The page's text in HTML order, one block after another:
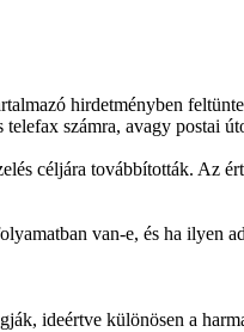
hirdetményben
számra, avagy postai
céljára továbbították. Az
van-e, és ha ilyen
ideértve különösen a